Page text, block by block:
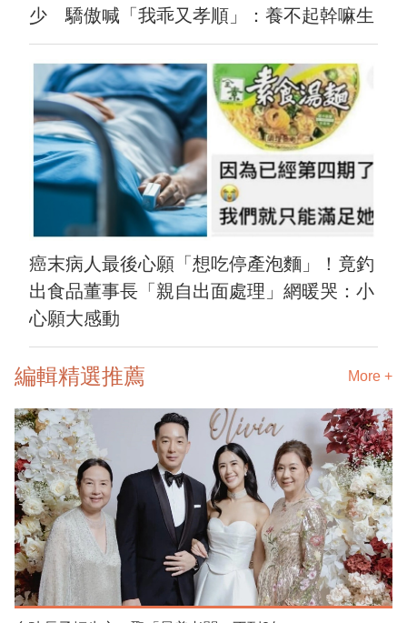
少 驕傲喊「我乖又孝順」：養不起幹嘛生
癌末病人最後心願「想吃停產泡麵」！竟釣
出食品董事長「親自出面處理」網暖哭：小
心願大感動
編輯精選推薦 More +